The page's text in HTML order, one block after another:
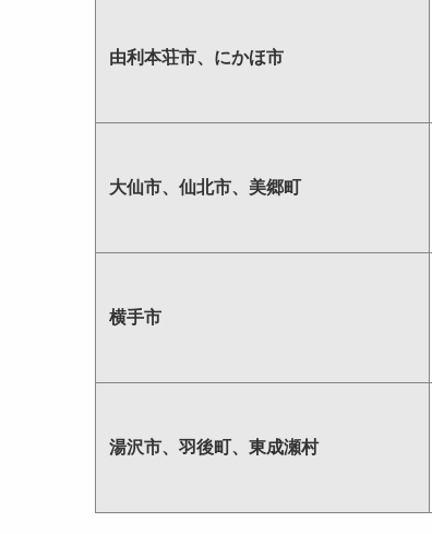
由利本荘市、にかほ市
大仙市、仙北市、美郷町
横手市
湯沢市、羽後町、東成瀬村